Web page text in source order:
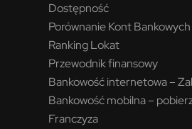
Dostępność
Porównanie Kont Bankowych
Ranking Lokat
Przewodnik finansowy
Bankowość internetowa –
Bankowość mobilna –
Franczyza